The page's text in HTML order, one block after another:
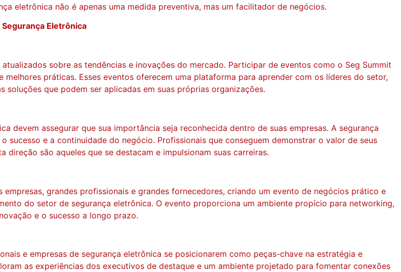
eletrônica não é apenas uma medida preventiva, mas um facilitador de negócios.
Eletrônica
sobre as tendências e inovações do mercado. Participar de eventos como o Seg Summit
práticas. Esses eventos oferecem uma plataforma para aprender com os líderes do setor,
que podem ser aplicadas em suas próprias organizações.
devem assegurar que sua importância seja reconhecida dentro de suas empresas. A segurança
e a continuidade do negócio. Profissionais que conseguem demonstrar o valor de seus
são aqueles que se destacam e impulsionam suas carreiras.
grandes profissionais e grandes fornecedores, criando um evento de negócios prático e
do setor de segurança eletrônica. O evento proporciona um ambiente propício para networking,
e o sucesso a longo prazo.
e empresas de segurança eletrônica se posicionarem como peças-chave na estratégia e
as experiências dos executivos de destaque e um ambiente projetado para fomentar conexões